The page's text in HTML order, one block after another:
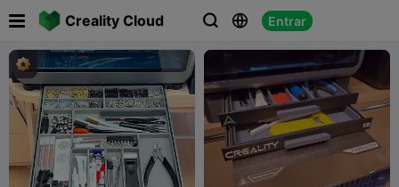
Creality Cloud   Entrar
 